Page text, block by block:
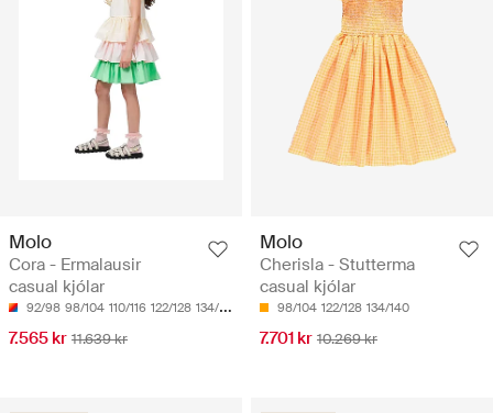
Molo
Cora - Ermalausir
casual kjólar
92/98 98/104 110/116 122/128 134/140
7.565 kr 11.639 kr
Molo
Cherisla - Stutterma
casual kjólar
98/104 122/128 134/140
7.701 kr 10.269 kr